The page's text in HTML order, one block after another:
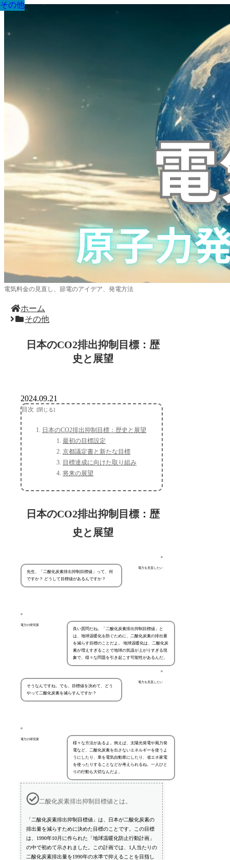
電気料金の見直し、節電のアイデア、発電方法
ホーム
その他
日本のCO2排出抑制目標：歴
史と展望
その他
2024.09.21
目次
日本のCO2排出抑制目標：歴史と展望
最初の目標設定
京都議定書と新たな目標
目標達成に向けた取り組み
将来の展望
日本のCO2排出抑制目標：歴
史と展望
電力を見直したい
先生、「二酸化炭素排出抑制目標値」って、何
ですか？ どうして目標値があるんですか？
電力の研究家
良い質問だね。「二酸化炭素排出抑制目標値」と
は、地球温暖化を防ぐために、二酸化炭素の排出量
を減らす目標のことだよ。 地球温暖化は、二酸化炭
素が増えすぎることで地球の気温が上がりすぎる現
象で、様々な問題を引き起こす可能性があるんだ。
電力を見直したい
そうなんですね。でも、目標値を決めて、どう
やって二酸化炭素を減らすんですか？
電力の研究家
様々な方法があるよ。例えば、太陽光発電や風力発
電など、二酸化炭素を出さないエネルギーを使うよ
うにしたり、車を電気自動車にしたり、省エネ家電
を使ったりすることなどが考えられるね。一人ひと
りの行動も大切なんだよ。
二酸化炭素排出抑制目標値とは。
「二酸化炭素排出抑制目標値」は、日本が二酸化炭素の
排出量を減らすために決めた目標のことです。この目標
は、1990年10月に作られた「地球温暖化防止行動計画」
の中で初めて示されました。この計画では、1人当たりの
二酸化炭素排出量を1990年の水準で抑えることを目指し
その他
その他
その他
その他
その他
その他
その他
その他